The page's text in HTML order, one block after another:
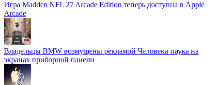
Игра Madden NFL 27 Arcade Edition теперь доступна в Apple
Arcade
Владельцы BMW возмущены рекламой Человека-паука на
экранах приборной панели